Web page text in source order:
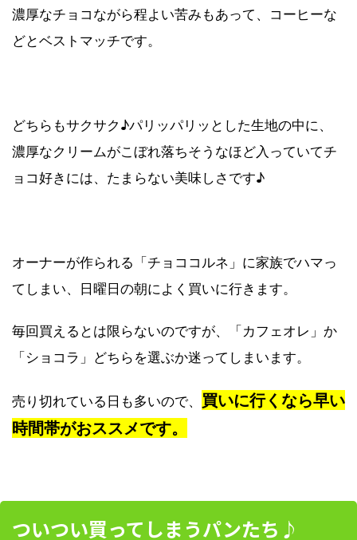
濃厚なチョコながら程よい苦みもあって、コーヒーな
どとベストマッチです。
どちらもサクサク♪パリッパリッとした生地の中に、
濃厚なクリームがこぼれ落ちそうなほど入っていてチ
ョコ好きには、たまらない美味しさです♪
オーナーが作られる「チョココルネ」に家族でハマっ
てしまい、日曜日の朝によく買いに行きます。
毎回買えるとは限らないのですが、「カフェオレ」か
「ショコラ」どちらを選ぶか迷ってしまいます。
売り切れている日も多いので、 買いに行くなら早い
時間帯がおススメです。
ついつい買ってしまうパンたち♪